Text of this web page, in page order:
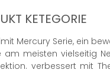
KETEGORIE
Mercury Serie, ein
am meisten vielseitig
verbessert mit